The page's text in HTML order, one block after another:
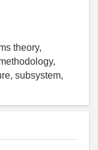
theory,
subsystem,